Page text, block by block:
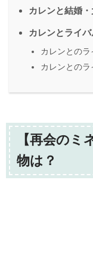
カレンと結婚
カレンとライ
カレンとの
カレンとの
【再会の
物は？